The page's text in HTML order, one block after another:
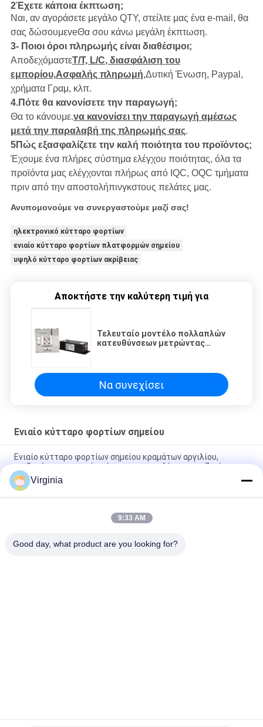
2Έχετε κάποια έκπτωση;
Ναι, αν αγοράσετε μεγάλο QTY, στείλτε μας ένα e-mail, θα
σας δώσουμεveΘα σου κάνω μεγάλη έκπτωση.
3- Ποιοι όροι πληρωμής είναι διαθέσιμοι;
ΑποδεχόμαστεT/T, L/C, διασφάλιση του
εμπορίου,Ασφαλής πληρωμή,Δυτική Ένωση, Paypal,
χρήματα Γραμ, κλπ.
4.Πότε θα κανονίσετε την παραγωγή;
Θα το κάνουμε.να κανονίσει την παραγωγή αμέσως
μετά την παραλαβή της πληρωμής σας.
5Πώς εξασφαλίζετε την καλή ποιότητα του προϊόντος;
Έχουμε ένα πλήρες σύστημα ελέγχου ποιότητας, όλα τα
προϊόντα μας ελέγχονται πλήρως από IQC, OQC τμήματα
πριν από την αποστολήπινγκστους πελάτες μας.
Ανυπομονούμε να συνεργαστούμε μαζί σας!
ηλεκτρονικό κύτταρο φορτίων
ενιαίο κύτταρο φορτίων πλατφορμών σημείου
υψηλό κύτταρο φορτίων ακρίβειας
Αποκτήστε την καλύτερη τιμή για
Τελευταίο μοντέλο πολλαπλών
κατευθύνσεων μετρώντας
αισθητήρας αντίστασης
αναλογικός αισθητήρας
Να συνεχίσει
Ενιαίο κύτταρο φορτίων σημείου
Ενιαίο κύτταρο φορτίων σημείου κραμάτων αργιλίου,
αισθητήρας μετρητών πίεσης για την κλίμακα κουζινών
2kg 3kg 5kg κουζινών αναλογική παραγωγή κυττάρων
φορτίων σημείου κλίμακας ενιαία διαθέσιμη
Υψηλό κύτταρο φορτίων σημείου ακρίβειας ενιαίο για τον
Virginia
9:33 AM
Good day, what product are you looking for?